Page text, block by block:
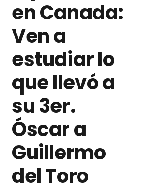
en Canada:
Ven a
estudiar lo
que llevó a
su 3er.
Óscar a
Guillermo
del Toro